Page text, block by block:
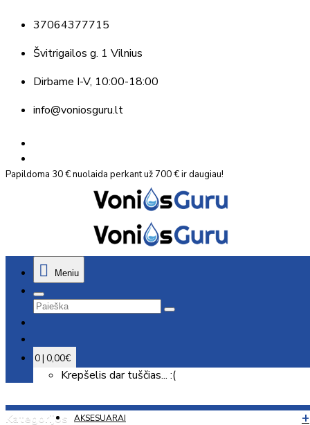
37064377715
Švitrigailos g. 1 Vilnius
Dirbame I-V, 10:00-18:00
info@voniosguru.lt
Papildoma 30 € nuolaida perkant už 700 € ir daugiau!
Meniu
0 | 0,00€
Krepšelis dar tuščias... :(
Kategorijos AKSESUARAI